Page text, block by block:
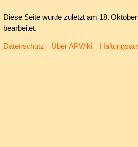
Diese Seite wurde zuletzt am 18.
bearbeitet.
Datenschutz Über APWiki